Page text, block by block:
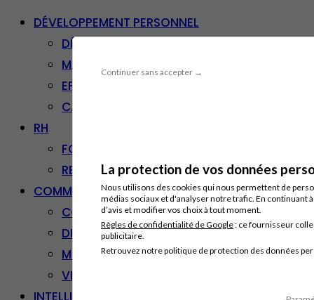
Continuer sans accepter →
La protection de vos données
Nous utilisons des cookies qui nous permettent de
médias sociaux et d'analyser notre trafic. En continuant
d’avis et modifier vos choix à tout moment.
Règles de confidentialité de Google: ce fournisseur
publicitaire.
Retrouvez notre politique de protection des données
DÉVELOPPEMENT PERSONNEL
DÉVELOPPEMENT PERSONNEL
MANAGEMENT
EFFICACITÉ PROFESSIONNELLE
CARRIÈRE & RECONVERSION
RH
FORMATION PROFESSIONNELLE
RESSOURCES HUMAINES
COMMUNICATION/DIGITAL
COMMUNICATION
DIGITAL
MARKETING
VENTE – RELATION CLIENT
INTELLIGENCE ARTIFICIELLE